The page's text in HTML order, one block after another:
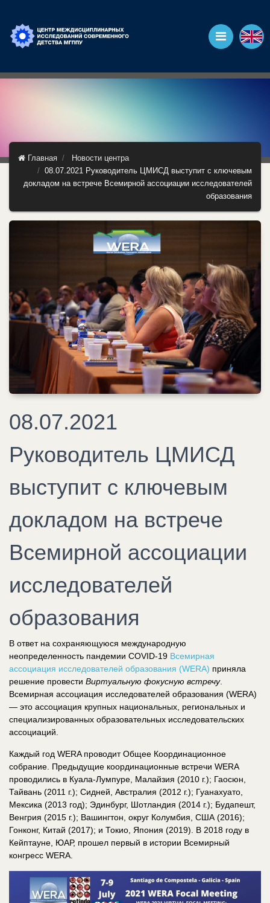
Главная
Новости центра
08.07.2021 Руководитель ЦМИСД выступит с ключевым
докладом на встрече Всемирной ассоциации исследователей
образования
08.07.2021
Руководитель ЦМИСД
выступит с ключевым
докладом на встрече
Всемирной ассоциации
исследователей
образования
В ответ на сохраняющуюся международную
неопределенность пандемии COVID-19 Всемирная
ассоциация исследователей образования (WERA) приняла
решение провести Виртуальную фокусную встречу.
Всемирная ассоциация исследователей образования (WERA)
— это ассоциация крупных национальных, региональных и
специализированных образовательных исследовательских
ассоциаций.
Каждый год WERA проводит Общее Координационное
собрание. Предыдущие координационные встречи WERA
проводились в Куала-Лумпуре, Малайзия (2010 г.); Гаосюн,
Тайвань (2011 г.); Сидней, Австралия (2012 г.); Гуанахуато,
Мексика (2013 год); Эдинбург, Шотландия (2014 г.); Будапешт,
Венгрия (2015 г.); Вашингтон, округ Колумбия, США (2016);
Гонконг, Китай (2017); и Токио, Япония (2019). В 2018 году в
Кейптауне, ЮАР, прошел первый в истории Всемирный
конгресс WERA.